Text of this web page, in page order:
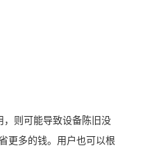
，则可能导致设备陈旧没
更多的钱。用户也可以根